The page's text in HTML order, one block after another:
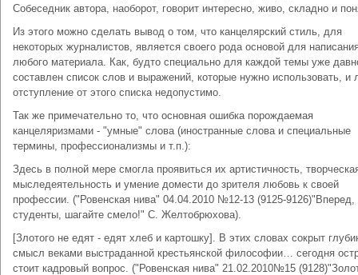
Собеседник автора, наоборот, говорит интересно, живо, складно и
Из этого можно сделать вывод о том, что канцелярский стиль, для
некоторых журналистов, является своего рода основой для
любого материала. Как, будто специально для каждой темы уже
составлен список слов и выражений, которые нужно использовать, и
отступление от этого списка недопустимо.
Так же примечательно то, что основная ошибка порождаемая
канцеляризмами - "умные" слова (иностранные слова и специальные
термины, профессионализмы и т.п.):
Здесь в полной мере смогла проявиться их артистичность,
мыследеятельность и умение домести до зрителя любовь к своей
профессии. ("Ровенская нива" 04.04.2010 №12-13 (9125-9126)"Вперед,
студенты, шагайте смело!" С. Желтобрюхова).
[Злотого не едят - едят хлеб и картошку]. В этих словах сокрыт
смысл веками выстраданной крестьянской философии… сегодня
стоит кадровый вопрос. ("Ровенская нива" 21.02.2010№15